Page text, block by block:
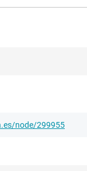
node/299955